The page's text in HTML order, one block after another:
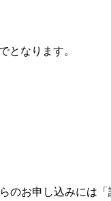
となります。
お申し込みには